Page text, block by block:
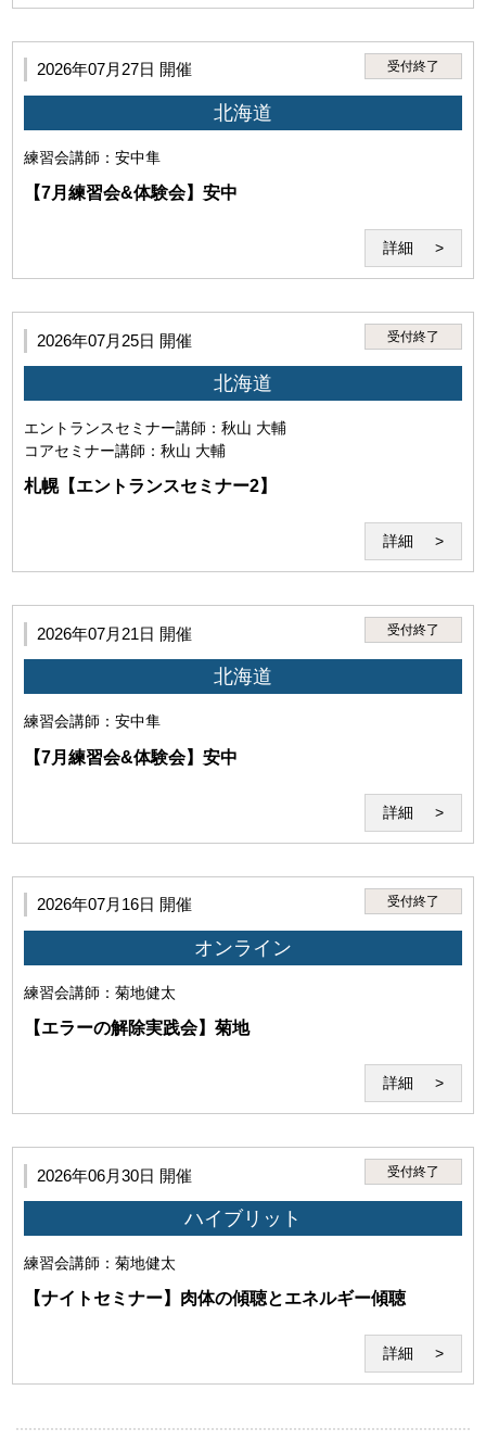
1.利用者は、本サービスのセミナー受講その他に際して、以
下の行為を行ってはなりません。
(1)本サービスを利用する権利を他者に譲渡し、使用さ
権、特許権、実用新案権、意匠権、商標権、肖像権、プ
ライバシーを侵害する行為。
(4)講師の実演・肖像等を録音・録画、撮影する行為
(5)犯罪・違法行為、公序良俗に反する行為
2026年07月27日 開催 受付終了
北海道
練習会講師：安中隼
【7月練習会&体験会】安中
詳細
2026年07月25日 開催 受付終了
北海道
エントランスセミナー講師：秋山 大輔
コアセミナー講師：秋山 大輔
札幌【エントランスセミナー2】
詳細
2026年07月21日 開催 受付終了
北海道
練習会講師：安中隼
【7月練習会&体験会】安中
詳細
2026年07月16日 開催 受付終了
オンライン
練習会講師：菊地健太
【エラーの解除実践会】菊地
詳細
2026年06月30日 開催 受付終了
ハイブリット
練習会講師：菊地健太
【ナイトセミナー】肉体の傾聴とエネルギー傾聴
詳細